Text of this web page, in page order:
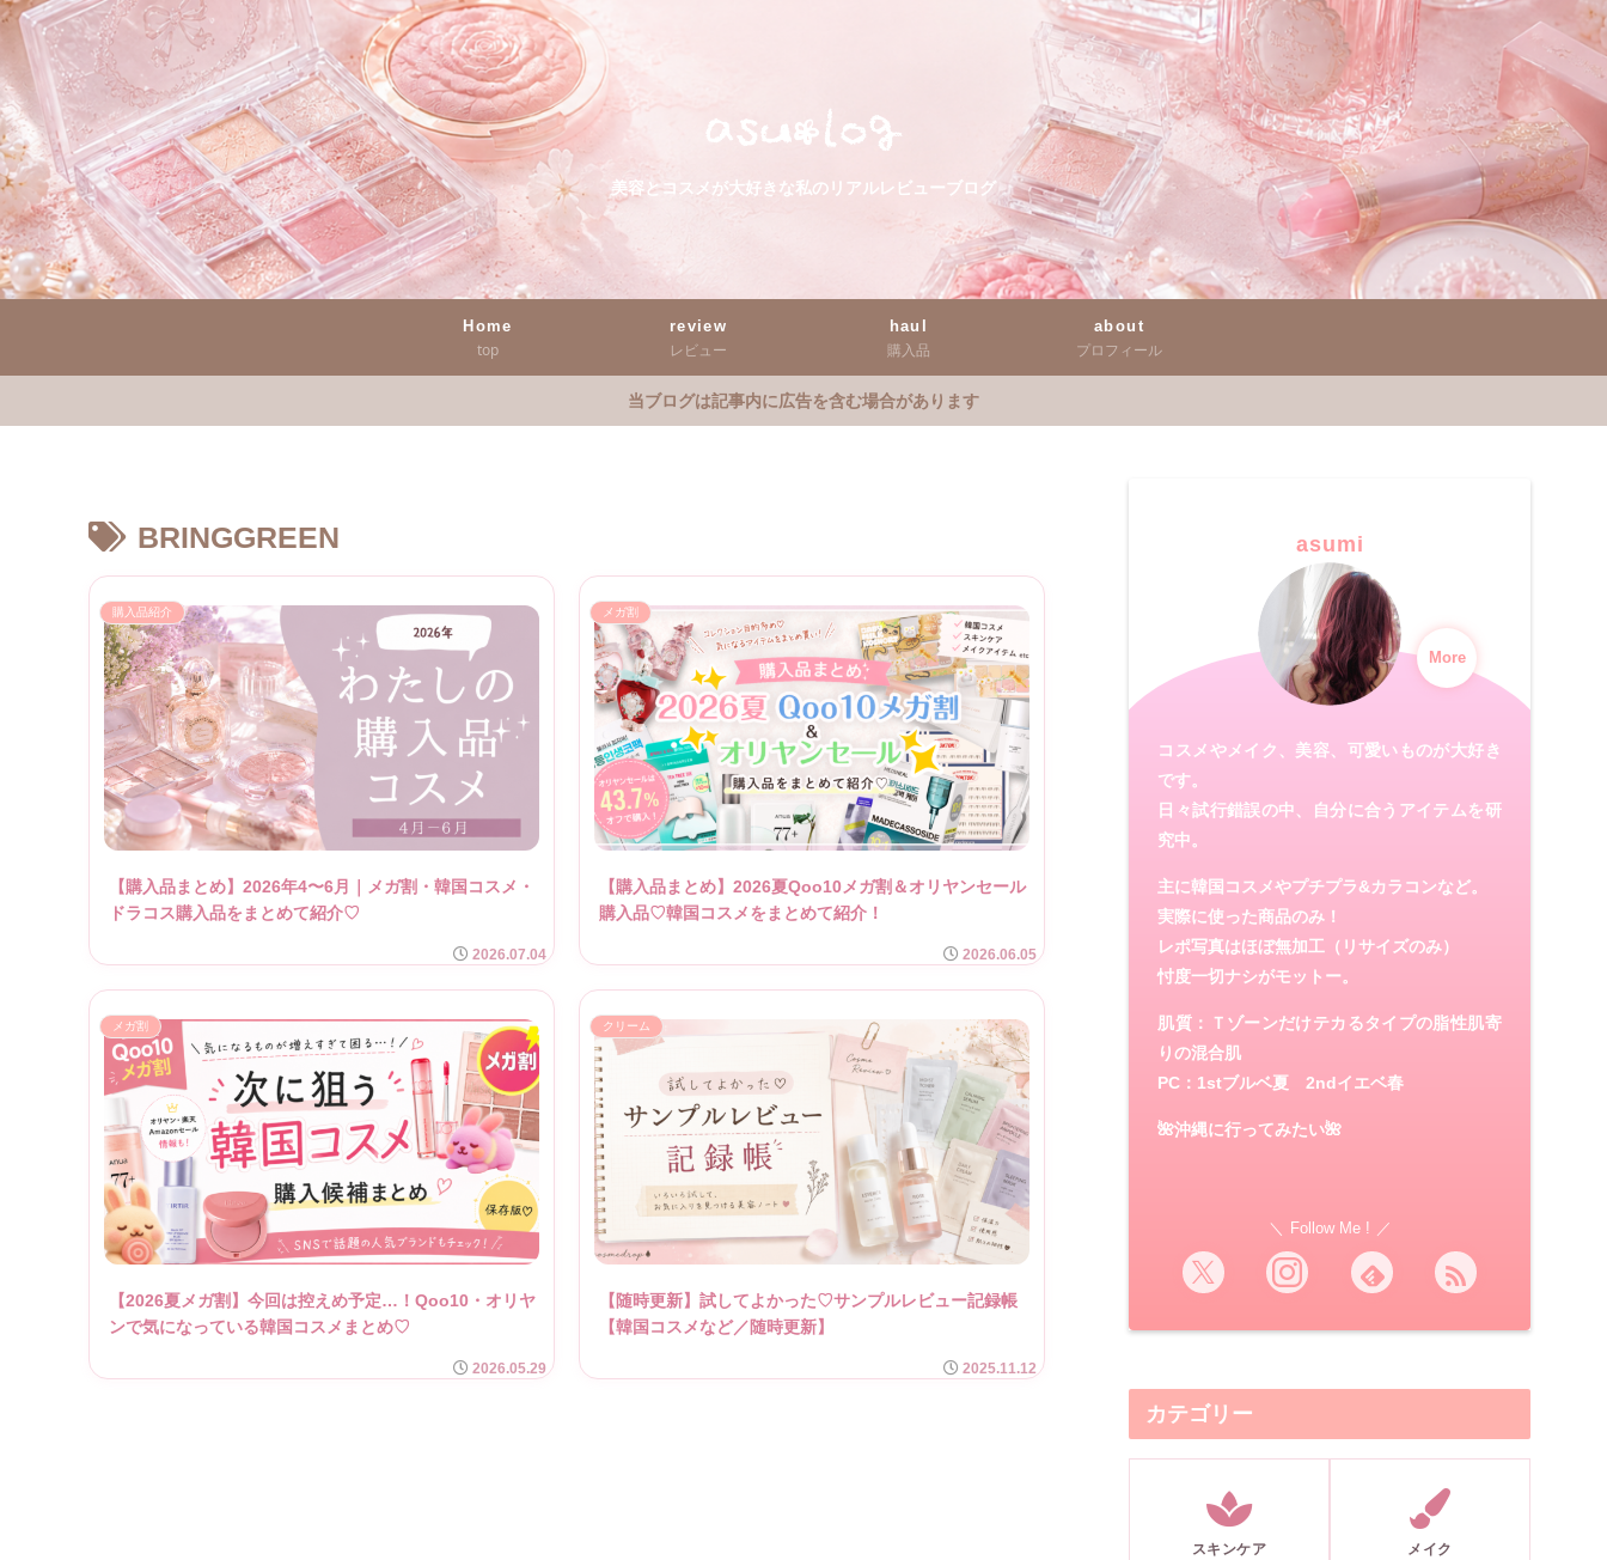
美容とコスメが大好きな私のリアルレビューブログ
Home
top
review
レビュー
haul
購入品
about
プロフィール
当ブログは記事内に広告を含む場合があります
BRINGGREEN
購入品紹介
【購入品まとめ】2026年4〜6月｜メガ割・韓国コスメ・
ドラコス購入品をまとめて紹介♡
2026.07.04
メガ割
【購入品まとめ】2026夏Qoo10メガ割＆オリヤンセール
購入品♡韓国コスメをまとめて紹介！
2026.06.05
メガ割
【2026夏メガ割】今回は控えめ予定…！Qoo10・オリヤ
ンで気になっている韓国コスメまとめ♡
2026.05.29
クリーム
【随時更新】試してよかった♡サンプルレビュー記録帳
【韓国コスメなど／随時更新】
2025.11.12
asumi
More
コスメやメイク、美容、可愛いものが大好き
です。
日々試行錯誤の中、自分に合うアイテムを研
究中。
主に韓国コスメやプチプラ&カラコンなど。
実際に使った商品のみ！
レポ写真はほぼ無加工（リサイズのみ）
忖度一切ナシがモットー。
肌質：Ｔゾーンだけテカるタイプの脂性肌寄
りの混合肌
PC：1stブルベ夏 2ndイエベ春
🌺沖縄に行ってみたい🌺
Follow Me !
カテゴリー
スキンケア メイク